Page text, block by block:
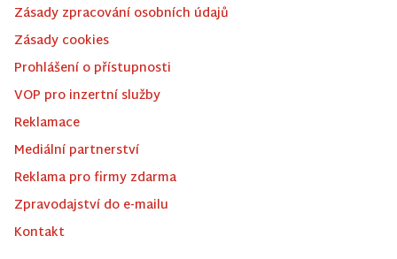
Zásady zpracování osobních údajů
Zásady cookies
Prohlášení o přístupnosti
VOP pro inzertní služby
Reklamace
Mediální partnerství
Reklama pro firmy zdarma
Zpravodajství do e-mailu
Kontakt